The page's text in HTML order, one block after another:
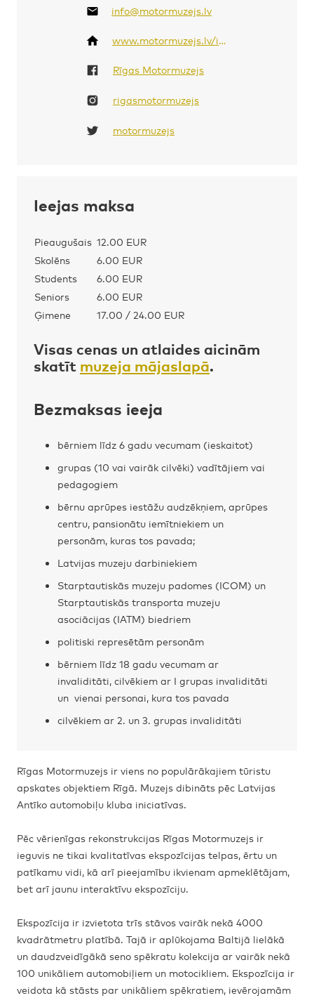
info@motormuzejs.lv
Rīgas Motormuzejs
rigasmotormuzejs
motormuzejs
Ieejas maksa
Pieaugušais 12.00 EUR
Skolēns
6.00 EUR
Students
6.00 EUR
Seniors
6.00 EUR
Ģimene
17.00 / 24.00 EUR
Visas cenas un atlaides aicinām
skatīt muzeja mājaslapā.
Bezmaksas ieeja
bērniem līdz 6 gadu vecumam (ieskaitot)
grupas (10 vai vairāk cilvēki) vadītājiem vai
pedagogiem
bērnu aprūpes iestāžu audzēkņiem, aprūpes
centru, pansionātu iemītniekiem un
personām, kuras tos pavada;
Latvijas muzeju darbiniekiem
Starptautiskās muzeju padomes (ICOM) un
Starptautiskās transporta muzeju
asociācijas (IATM) biedriem
politiski represētām personām
bērniem līdz 18 gadu vecumam ar
invaliditāti, cilvēkiem ar I grupas invaliditāti
un vienai personai, kura tos pavada
cilvēkiem ar 2. un 3. grupas invaliditāti
Rīgas Motormuzejs ir viens no populārākajiem tūristu
apskates objektiem Rīgā. Muzejs dibināts pēc Latvijas
Antīko automobiļu kluba iniciatīvas.
Pēc vērienīgas rekonstrukcijas Rīgas Motormuzejs ir
ieguvis ne tikai kvalitatīvas ekspozīcijas telpas, ērtu un
patīkamu vidi, kā arī pieejamību ikvienam apmeklētājam,
bet arī jaunu interaktīvu ekspozīciju.
Ekspozīcija ir izvietota trīs stāvos vairāk nekā 4000
kvadrātmetru platībā. Tajā ir aplūkojama Baltijā lielākā
un daudzveidīgākā seno spēkratu kolekcija ar vairāk nekā
100 unikāliem automobiļiem un motocikliem. Ekspozīcija ir
veidota kā stāsts par unikāliem spēkratiem, ievērojamām